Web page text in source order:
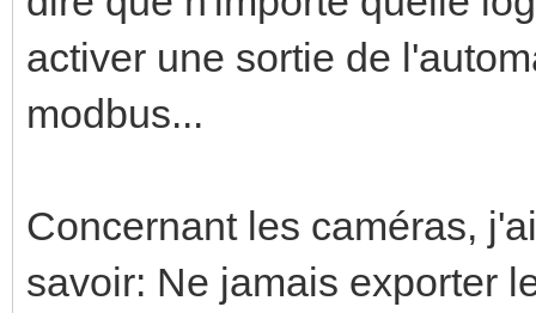
activer une sortie de
modbus...
Concernant les caméras,
savoir: Ne jamais exporter